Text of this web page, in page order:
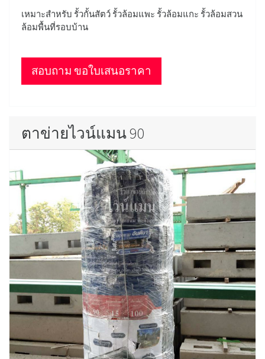
เหมาะสำหรับ รั้วกั้นสัตว์ รั้วล้อมแพะ รั้วล้อมแกะ รั้วล้อมสวน
ล้อมพื้นที่รอบบ้าน
สอบถาม ขอใบเสนอราคา
ตาข่ายไวน์แมน 90